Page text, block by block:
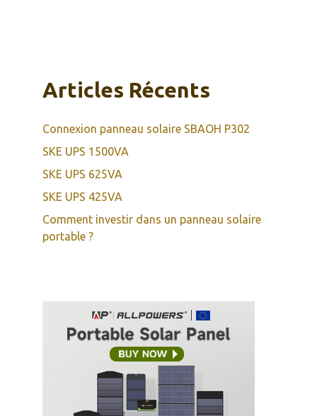
Articles Récents
Connexion panneau solaire SBAOH P302
SKE UPS 1500VA
SKE UPS 625VA
SKE UPS 425VA
Comment investir dans un panneau solaire
portable ?